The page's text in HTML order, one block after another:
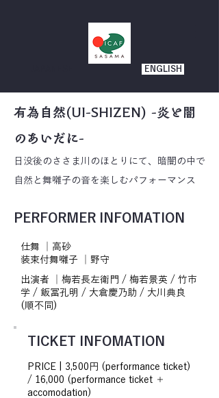
ENGLISH
有為自然(UI-SHIZEN) -炎と闇
のあいだに-
日没後のささま川のほとりにて、暗闇の中で
自然と舞囃子の音を楽しむパフォーマンス
PERFORMER INFOMATION
仕舞 │高砂
装束付舞囃子 │野守
出演者 │梅若長左衛門 / 梅若景英 / 竹市
学 / 飯冨孔明 / 大倉慶乃助 / 大川典良
(順不同)
TICKET INFOMATION
PRICE | 3,500円 (performance ticket)
/ 16,000 (performance ticket ＋
accomodation)